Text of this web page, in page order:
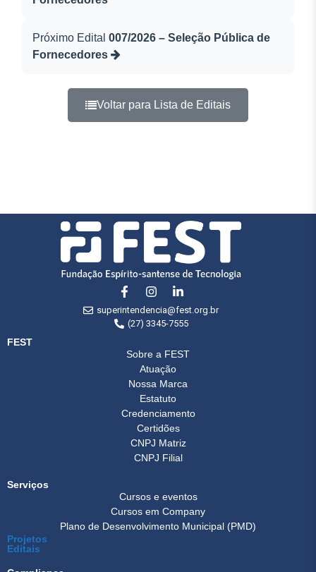
Próximo Edital 007/2026 – Seleção Pública de
Fornecedores
Voltar para Lista de Editais
superintendencia@fest.org.br
(27) 3345-7555
FEST
Sobre a FEST
Atuação
Nossa Marca
Estatuto
Credenciamento
Certidões
CNPJ Matriz
CNPJ Filial
Serviços
Cursos e eventos
Cursos em Company
Plano de Desenvolvimento Municipal (PMD)
Projetos
Editais